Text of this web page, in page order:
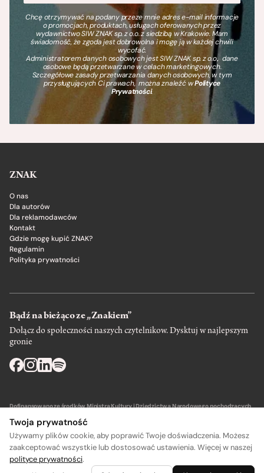
Chcę otrzymywać na podany przeze mnie adres e-mail informacje
o promocjach, produktach, usługach oferowanych przez
wydawnictwo SIW ZNAK sp. z o.o. z siedzibą w Krakowie. Mam
świadomość, że zgoda jest dobrowolna i mogę ją w każdej chwili
wycofać.
Administratorem danych osobowych jest SIW ZNAK sp. z o.o., dane
osobowe będą przetwarzane w celach marketingowych.
Szczegółowe zasady przetwarzania danych osobowych, w tym
przysługujących Ci prawach, można znaleźć wPolityce
Prywatności.
ZNAK
O nas
Dla autorów
Dla reklamodawców
Kontakt
Gdzie mogę kupić ZNAK?
Regulamin
Polityka prywatności
Bądź na bieżąco ze „Znakiem”
Dołącz do społeczności naszych czytelnikow. Dysktuj w najlepszym
gronie
Dofinansowano ze środków Ministra Kultury i Dziedzictwa Narodowego pochodzących
Wydawca: SIW Znak w Krakowie
Twoja prywatność
Używamy plików cookie, aby poprawić Twoje doświadczenia. Możesz
zaakceptować wszystkie lub dostosować ustawienia. Więcej w naszej
polityce prywatności.